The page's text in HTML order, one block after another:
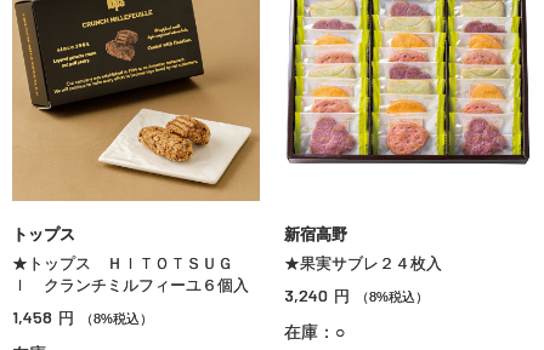
トップス
★トップス ＨＩＴＯＴＳＵＧ
Ｉ クランチミルフィーユ６個入
1,458 円 （8%税込）
新宿高野
★果実サブレ２４枚入
3,240 円 （8%税込）
在庫：○